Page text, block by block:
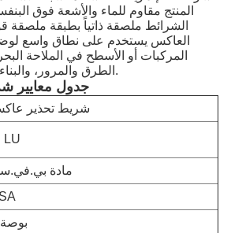
المنتج مقاوم للماء والأشعة فوق
الشرائط ملصقة ذاتياً بطبقة ملصقة
العاكس يستخدم على نطاق واسع
المركبات أو الأسطح في الملاحة
الطرق والمرور، والبناء والتطبيقات الصناعية.
جدول معايير
شريط تحذير
الـ LU
مادة
2 بوصة